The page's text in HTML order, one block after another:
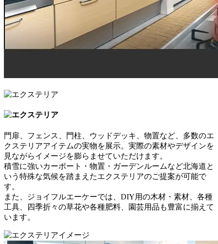
門扉、フェンス、門柱、ウッドデッキ、物置など、多数のエ
クステリアアイテムの実物を展示。 実際の素材やデザインを
見ながらイメージを膨らませていただけます。
積雪に強いカーポート・物置・ガーデンルームなど北海道と
いう特殊な気候を踏まえたエクステリアのご提案が可能で
す。
また、ジョイフルエーケーでは、DIY用の木材・素材、各種
工具、四季折々の草花や各種肥料、園芸用品も豊富に揃えて
います。